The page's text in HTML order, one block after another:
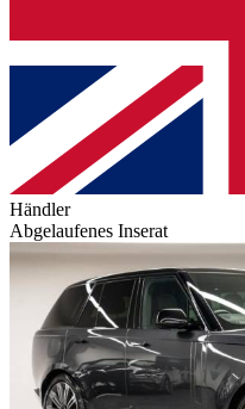
Händler
Abgelaufenes Inserat